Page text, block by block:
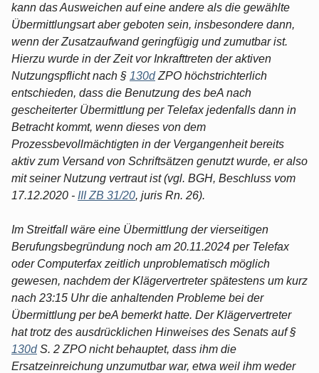
kann das Ausweichen auf eine andere als die gewählte
Übermittlungsart aber geboten sein, insbesondere dann,
wenn der Zusatzaufwand geringfügig und zumutbar ist.
Hierzu wurde in der Zeit vor Inkrafttreten der aktiven
Nutzungspflicht nach § 130dZPO höchstrichterlich
entschieden, dass die Benutzung des beA nach
gescheiterter Übermittlung per Telefax jedenfalls dann in
Betracht kommt, wenn dieses von dem
Prozessbevollmächtigten in der Vergangenheit bereits
aktiv zum Versand von Schriftsätzen genutzt wurde, er also
mit seiner Nutzung vertraut ist (vgl. BGH, Beschluss vom
17.12.2020 - III ZB 31/20, juris Rn. 26).
Im Streitfall wäre eine Übermittlung der vierseitigen
Berufungsbegründung noch am 20.11.2024 per Telefax
oder Computerfax zeitlich unproblematisch möglich
gewesen, nachdem der Klägervertreter spätestens um kurz
nach 23:15 Uhr die anhaltenden Probleme bei der
Übermittlung per beA bemerkt hatte. Der Klägervertreter
hat trotz des ausdrücklichen Hinweises des Senats auf §
130dS. 2 ZPO nicht behauptet, dass ihm die
Ersatzeinreichung unzumutbar war, etwa weil ihm weder